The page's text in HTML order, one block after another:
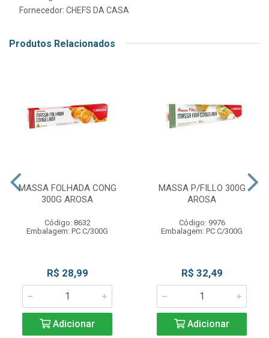
Fornecedor: CHEFS DA CASA
Produtos Relacionados
MASSA FOLHADA CONG
300G AROSA
Código: 8632
Embalagem: PC C/300G
R$ 28,99
Adicionar
MASSA P/FILLO 300G
AROSA
Código: 9976
Embalagem: PC C/300G
R$ 32,49
Adicionar